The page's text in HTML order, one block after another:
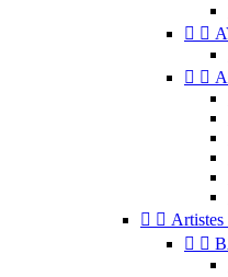
 
 
  Artistes
 